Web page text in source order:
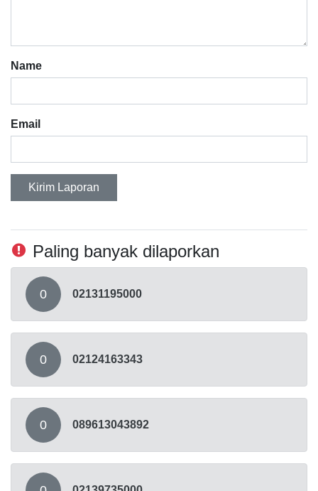
Name
Email
Kirim Laporan
Paling banyak dilaporkan
0 02131195000
0 02124163343
0 089613043892